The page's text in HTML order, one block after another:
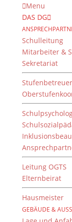
Menu
DAS DG
Schulleitung
Mitarbeiter &
Sekretariat
Stufenbetreuer
Leitung OGTS
Elternbeirat
Hausmeister
GEBÄUDE &
Mehr als 50